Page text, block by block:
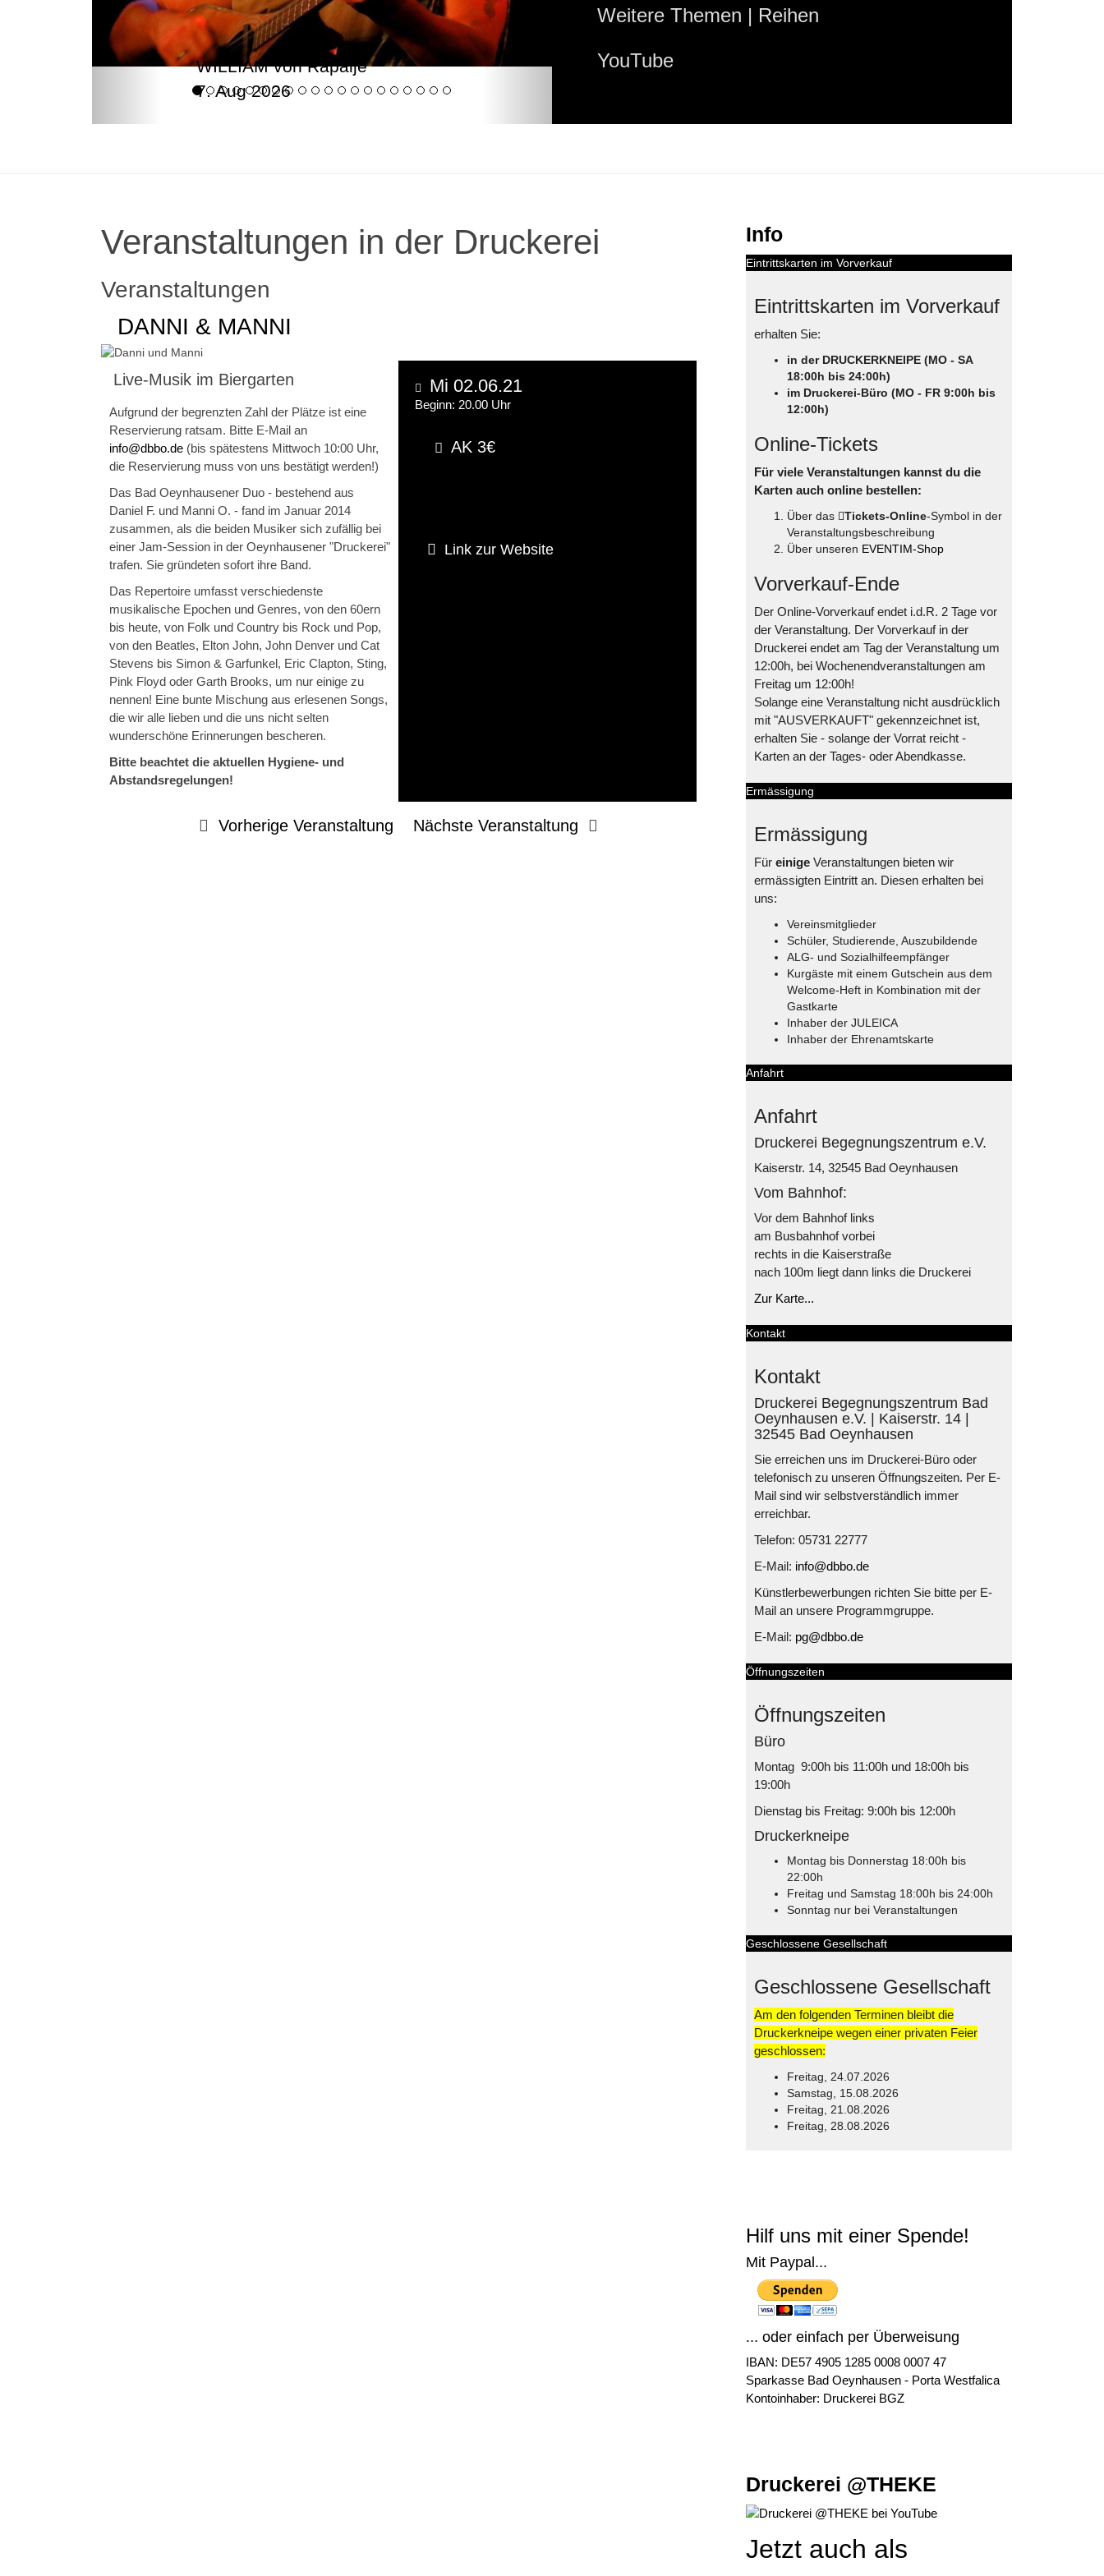
WILLIAM von Rapalje
7. Aug 2026
Weitere Themen | Reihen
YouTube
Veranstaltungen in der Druckerei
Veranstaltungen
DANNI & MANNI
Live-Musik im Biergarten
Aufgrund der begrenzten Zahl der Plätze ist eine
Reservierung ratsam. Bitte E-Mail an
info@dbbo.de (bis spätestens Mittwoch 10:00 Uhr,
die Reservierung muss von uns bestätigt werden!)
Das Bad Oeynhausener Duo - bestehend aus
Daniel F. und Manni O. - fand im Januar 2014
zusammen, als die beiden Musiker sich zufällig bei
einer Jam-Session in der Oeynhausener "Druckerei"
trafen. Sie gründeten sofort ihre Band.
Das Repertoire umfasst verschiedenste
musikalische Epochen und Genres, von den 60ern
bis heute, von Folk und Country bis Rock und Pop,
von den Beatles, Elton John, John Denver und Cat
Stevens bis Simon & Garfunkel, Eric Clapton, Sting,
Pink Floyd oder Garth Brooks, um nur einige zu
nennen! Eine bunte Mischung aus erlesenen Songs,
die wir alle lieben und die uns nicht selten
wunderschöne Erinnerungen bescheren.
Bitte beachtet die aktuellen Hygiene- und
Abstandsregelungen!
Mi 02.06.21
Beginn: 20.00 Uhr
AK 3€
Link zur Website
Vorherige Veranstaltung Nächste Veranstaltung
Info
Eintrittskarten im Vorverkauf
Eintrittskarten im Vorverkauf
erhalten Sie:
in der DRUCKERKNEIPE (MO - SA
18:00h bis 24:00h)
im Druckerei-Büro (MO - FR 9:00h bis
12:00h)
Online-Tickets
Für viele Veranstaltungen kannst du die
Karten auch online bestellen:
Über das Tickets-Online-Symbol in der
Veranstaltungsbeschreibung
Über unseren EVENTIM-Shop
Vorverkauf-Ende
Der Online-Vorverkauf endet i.d.R. 2 Tage vor
der Veranstaltung. Der Vorverkauf in der
Druckerei endet am Tag der Veranstaltung um
12:00h, bei Wochenendveranstaltungen am
Freitag um 12:00h!
Solange eine Veranstaltung nicht ausdrücklich
mit "AUSVERKAUFT" gekennzeichnet ist,
erhalten Sie - solange der Vorrat reicht -
Karten an der Tages- oder Abendkasse.
Ermässigung
Ermässigung
Für einigeVeranstaltungen bieten wir
ermässigten Eintritt an. Diesen erhalten bei
uns:
Vereinsmitglieder
Schüler, Studierende, Auszubildende
ALG- und Sozialhilfeempfänger
Kurgäste mit einem Gutschein aus dem
Welcome-Heft in Kombination mit der
Gastkarte
Inhaber der JULEICA
Inhaber der Ehrenamtskarte
Anfahrt
Anfahrt
Druckerei Begegnungszentrum e.V.
Kaiserstr. 14, 32545 Bad Oeynhausen
Vom Bahnhof:
Vor dem Bahnhof links
am Busbahnhof vorbei
rechts in die Kaiserstraße
nach 100m liegt dann links die Druckerei
Zur Karte...
Kontakt
Kontakt
Druckerei Begegnungszentrum Bad
Oeynhausen e.V. | Kaiserstr. 14 |
32545 Bad Oeynhausen
Sie erreichen uns im Druckerei-Büro oder
telefonisch zu unseren Öffnungszeiten. Per E-
Mail sind wir selbstverständlich immer
erreichbar.
Telefon: 05731 22777
E-Mail: info@dbbo.de
Künstlerbewerbungen richten Sie bitte per E-
Mail an unsere Programmgruppe.
E-Mail: pg@dbbo.de
Öffnungszeiten
Öffnungszeiten
Büro
Montag 9:00h bis 11:00h und 18:00h bis
19:00h
Dienstag bis Freitag: 9:00h bis 12:00h
Druckerkneipe
Montag bis Donnerstag 18:00h bis
22:00h
Freitag und Samstag 18:00h bis 24:00h
Sonntag nur bei Veranstaltungen
Geschlossene Gesellschaft
Geschlossene Gesellschaft
Am den folgenden Terminen bleibt die
Druckerkneipe wegen einer privaten Feier
geschlossen:
Freitag, 24.07.2026
Samstag, 15.08.2026
Freitag, 21.08.2026
Freitag, 28.08.2026
Hilf uns mit einer Spende!
Mit Paypal...
... oder einfach per Überweisung
IBAN: DE57 4905 1285 0008 0007 47
Sparkasse Bad Oeynhausen - Porta Westfalica
Kontoinhaber: Druckerei BGZ
Druckerei @THEKE
Jetzt auch als